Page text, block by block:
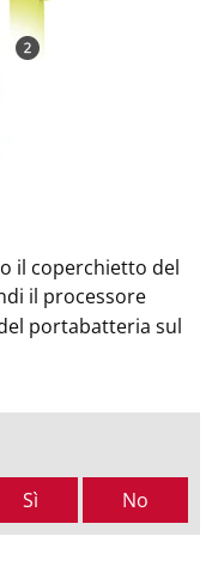
il coperchietto del
il processore
portabatteria sul
Sì No